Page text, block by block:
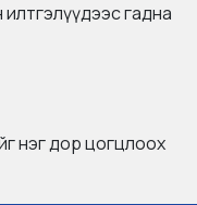
гадна
нэг дор цогцлоох